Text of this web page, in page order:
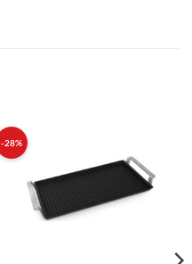
-28%